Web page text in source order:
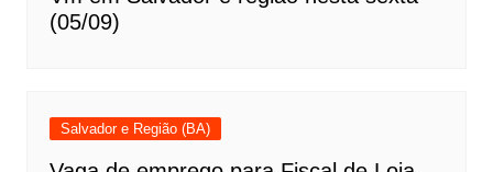
(05/09)
Salvador e Região (BA)